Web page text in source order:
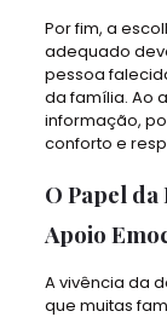
Por fim, a
adequado
pessoa
da família. Ao
informação,
conforto e
O Papel
Apoio
A vivência da
que muitas